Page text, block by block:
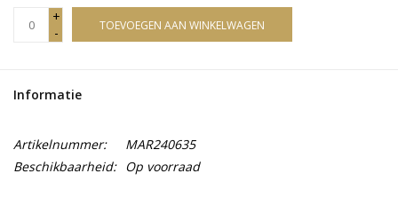
+
-
TOEVOEGEN AAN WINKELWAGEN
Informatie
Artikelnummer:
MAR240635
Beschikbaarheid: Op voorraad